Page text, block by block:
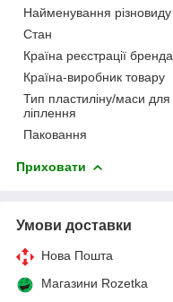
Найменування різновиду
Стан
Країна реєстрації бренда
Країна-виробник товару
Тип пластиліну/маси для
ліплення
Паковання
Приховати
Умови доставки
Нова Пошта
Магазини Rozetka